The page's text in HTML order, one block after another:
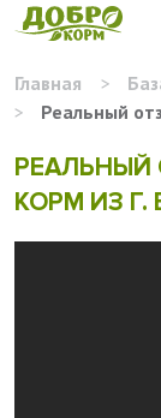
Главная >
>
Реальный
РЕАЛЬНЫЙ
КОРМ ИЗ